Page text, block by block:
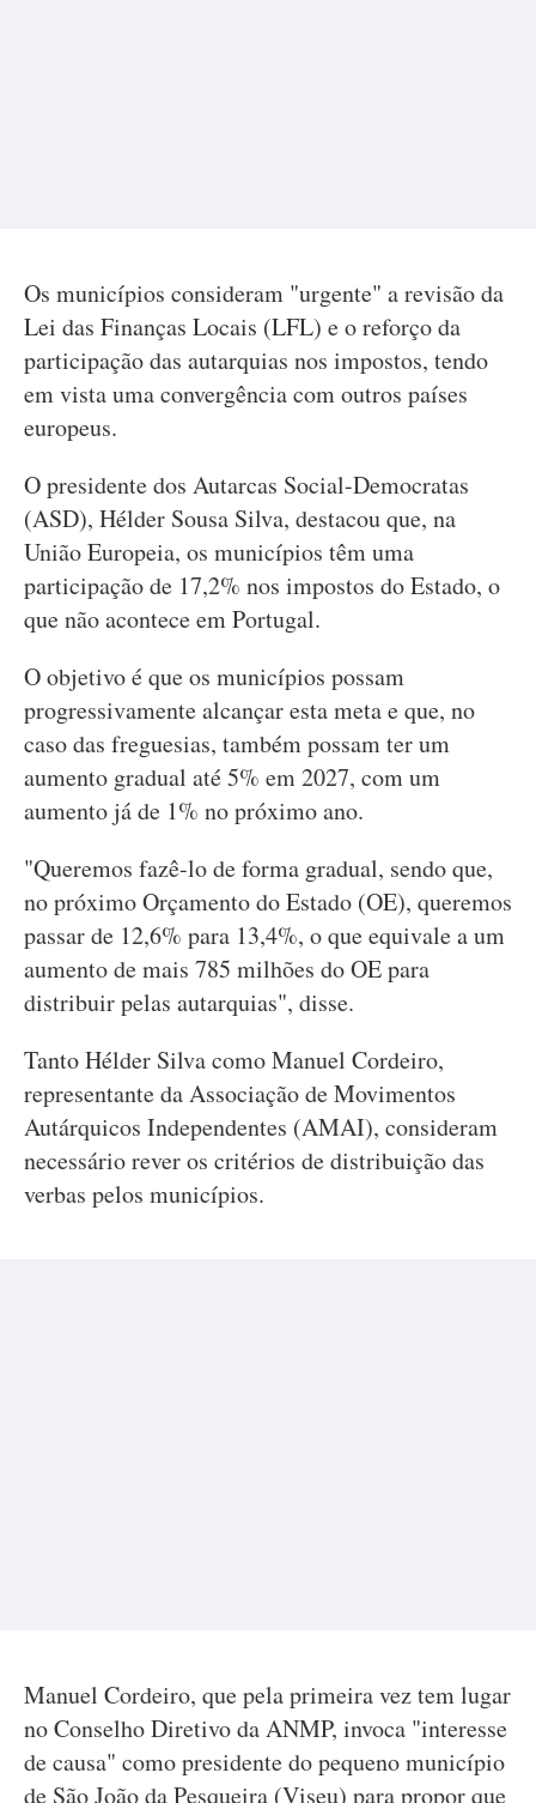
Os municípios consideram "urgente" a revisão da
Lei das Finanças Locais (LFL) e o reforço da
participação das autarquias nos impostos, tendo
em vista uma convergência com outros países
europeus.
O presidente dos Autarcas Social-Democratas
(ASD), Hélder Sousa Silva, destacou que, na
União Europeia, os municípios têm uma
participação de 17,2% nos impostos do Estado, o
que não acontece em Portugal.
O objetivo é que os municípios possam
progressivamente alcançar esta meta e que, no
caso das freguesias, também possam ter um
aumento gradual até 5% em 2027, com um
aumento já de 1% no próximo ano.
"Queremos fazê-lo de forma gradual, sendo que,
no próximo Orçamento do Estado (OE), queremos
passar de 12,6% para 13,4%, o que equivale a um
aumento de mais 785 milhões do OE para
distribuir pelas autarquias", disse.
Tanto Hélder Silva como Manuel Cordeiro,
representante da Associação de Movimentos
Autárquicos Independentes (AMAI), consideram
necessário rever os critérios de distribuição das
verbas pelos municípios.
Manuel Cordeiro, que pela primeira vez tem lugar
no Conselho Diretivo da ANMP, invoca "interesse
de causa" como presidente do pequeno município
de São João da Pesqueira (Viseu) para propor que